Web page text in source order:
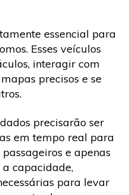
essencial para
Esses veículos
interagir com
precisos e se
precisarão ser
em tempo real para
e apenas
capacidade,
para levar